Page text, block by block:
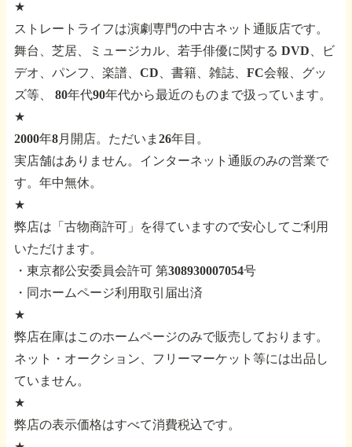
★
ストレートライフは演劇専門の中古ネット通販店です。
舞台、芝居、ミュージカル、若手俳優に関する DVD、ビ
デオ、パンフ、楽譜、CD、書籍、雑誌、FC会報、グッ
ズ等、
80年代90年代から最近のものまで扱っています。
★
2000年8月開店。ただいま26年目。
実店舗はありません。インターネット通販のみの営業で
す。年中無休。
★
弊店は「古物商許可」を得ていますので安心してご利用
いただけます。
・東京都公安委員会許可 第308930007054号
・同ホームページ利用取引届出済
★
弊店在庫はこのホームページのみで販売しております。
ネット・オークション、フリーマーケット等には出品し
ていません。
★
弊店の表示価格はすべて消費税込です。